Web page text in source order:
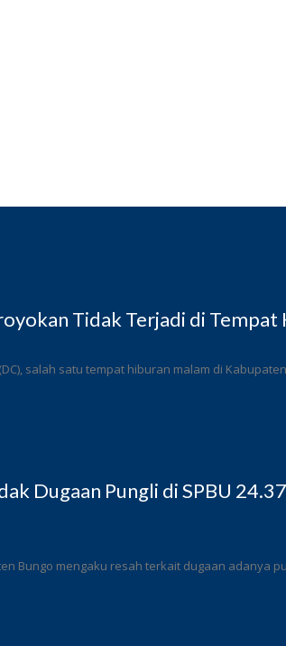
Tidak Terjadi di
salah satu tempat hiburan malam di
Dugaan Pungli di SPBU
Bungo mengaku resah terkait dugaan adanya